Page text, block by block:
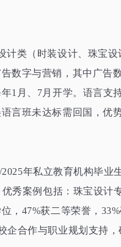
计类（时装设计、珠宝
数字与营销，其中广告
1 月、 7月开学。语言支
言班未达标需回国，优
年私立教育机构毕业
优秀案例包括：珠宝设计
， 47%获二等荣誉， 33%
企合作与职业规划支持